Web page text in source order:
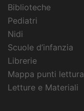
Biblioteche
Pediatri
Nidi
Scuole d’infanzia
Librerie
Mappa punti lettura
Letture e Materiali